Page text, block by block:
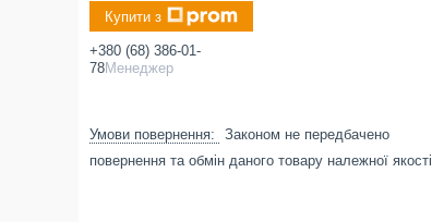
Купити з
+380 (68) 386-01-
78Менеджер
Законом не передбачено
повернення та обмін даного товару належної якості